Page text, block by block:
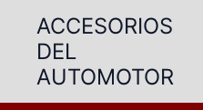
contenido
ACCESORIOS
DEL
AUTOMOTOR